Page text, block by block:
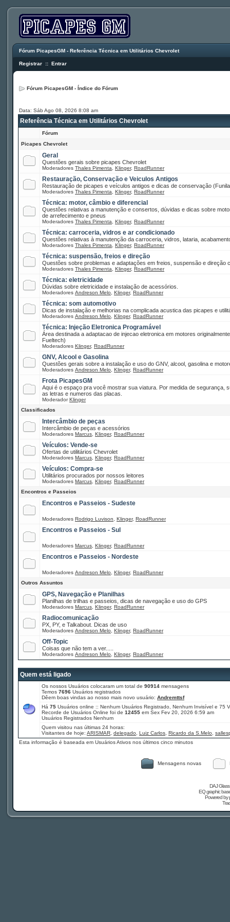
Fórum PicapesGM - Referência Técnica em Utilitários Chevrolet
Registrar :: Entrar
Fórum PicapesGM - Índice do Fórum
Data: Sáb Ago 08, 2026 8:08 am
Referência Técnica em Utilitários Chevrolet
Fórum
Picapes Chevrolet
Geral
Questões gerais sobre picapes Chevrolet
Moderadores Thales Pimenta Klinger, RoadRunner
Restauração, Conservação e Veiculos Antigos
Restauração de picapes e veículos antigos e dicas de conservação
Moderadores Thales Pimenta Klinger, RoadRunner
Técnica: motor, câmbio e diferencial
Questões relativas a manutenção e consertos, dúvidas e dicas sobre
de arrefecimento e pneus
Moderadores Thales Pimenta Klinger, RoadRunner
Técnica: carroceria, vidros e ar condicionado
Questões relativas à manutenção da carroceria, vidros, lataria,
Moderadores Thales Pimenta Klinger, RoadRunner
Técnica: suspensão, freios e direção
Questões sobre problemas e adaptações em freios, suspensão e direção
Moderadores Thales Pimenta Klinger, RoadRunner
Técnica: eletricidade
Dúvidas sobre eletricidade e instalação de acessórios.
Moderadores Andreson Melo Klinger, RoadRunner
Técnica: som automotivo
Dicas de instalação e melhorias na complicada acustica das picapes e
Moderadores Andreson Melo Klinger, RoadRunner
Técnica: Injeção Eletronica Programável
Área destinada a adaptacao de injecao eletronica em motores
Fueltech)
Moderadores Klinger, RoadRunner
GNV, Alcool e Gasolina
Questões gerais sobre a instalação e uso do GNV, alcool, gasolina e
Moderadores Andreson Melo Klinger, RoadRunner
Frota PicapesGM
Aqui é o espaço pra você mostrar sua viatura. Por medida de segurança,
as letras e numeros das placas.
ModeradorKlinger
Classificados
Intercâmbio de peças
Intercâmbio de peças e acessórios
Moderadores Marcus Klinger, RoadRunner
Veículos: Vende-se
Ofertas de utilitários Chevrolet
Moderadores Marcus Klinger, RoadRunner
Veículos: Compra-se
Utilitários procurados por nossos leitores
Moderadores Marcus Klinger, RoadRunner
Encontros e Passeios
Encontros e Passeios - Sudeste
Moderadores Rodrigo Luvison Klinger, RoadRunner
Encontros e Passeios - Sul
Moderadores Marcus Klinger, RoadRunner
Encontros e Passeios - Nordeste
Moderadores Andreson Melo Klinger, RoadRunner
Outros Assuntos
GPS, Navegação e Planilhas
Planilhas de trilhas e passeios, dicas de navegação e uso do GPS
Moderadores Marcus Klinger, RoadRunner
Radiocomunicação
PX, PY, e Talkabout. Dicas de uso
Moderadores Andreson Melo Klinger, RoadRunner
Off-Topic
Coisas que não tem a ver.....
Moderadores Andreson Melo Klinger, RoadRunner
Quem está ligado
Os nossos Usuários colocaram um total de 90914 mensagens
Temos 7696 Usuários registrados
Dêem boas vindas ao nosso mais novo usuário: Andremttsf
Há 75 Usuários online :: Nenhum Usuários Registrado, Nenhum Invisível e
Recorde de Usuários Online foi de 12455 em Sex Fev 20, 2026 6:59 am
Usuários Registrados Nenhum
Quem visitou nas últimas 24 horas:
Visitantes de hoje: ARISMAR delegado Luiz Carlos Ricardo da S.Melo
Esta informação é baseada em Usuários Ativos nos últimos cinco minutos
Mensagens novas
DAJ
EQ graphic
Powered by